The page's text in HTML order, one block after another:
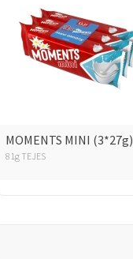
MOMENTS MINI (3*27g)
81g TEJES